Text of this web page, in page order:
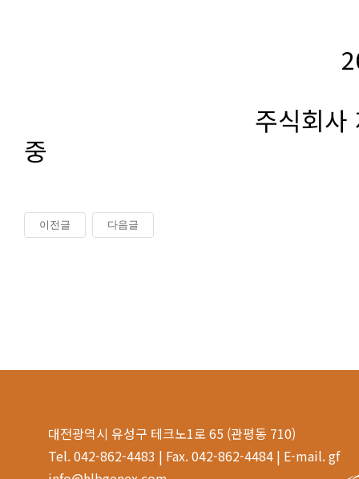
2024 년 3
주식회사 제노포
중
이전글 다음글
대전광역시 유성구 테크노1로 65 (관평동 710)
Tel. 042-862-4483 | Fax. 042-862-4484 | E-mail. gf